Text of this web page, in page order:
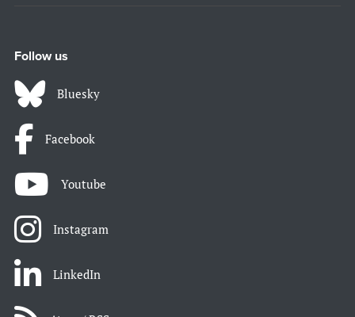
Follow us
Bluesky
Facebook
Youtube
Instagram
LinkedIn